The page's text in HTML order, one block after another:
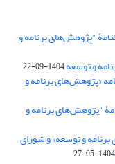
"پژوهش‌های برنامه و
و توسعه1404-09-22
«پژوهش‌های برنامه و
"پژوهش‌های برنامه و
و توسعه» و شورای
1404-05-27